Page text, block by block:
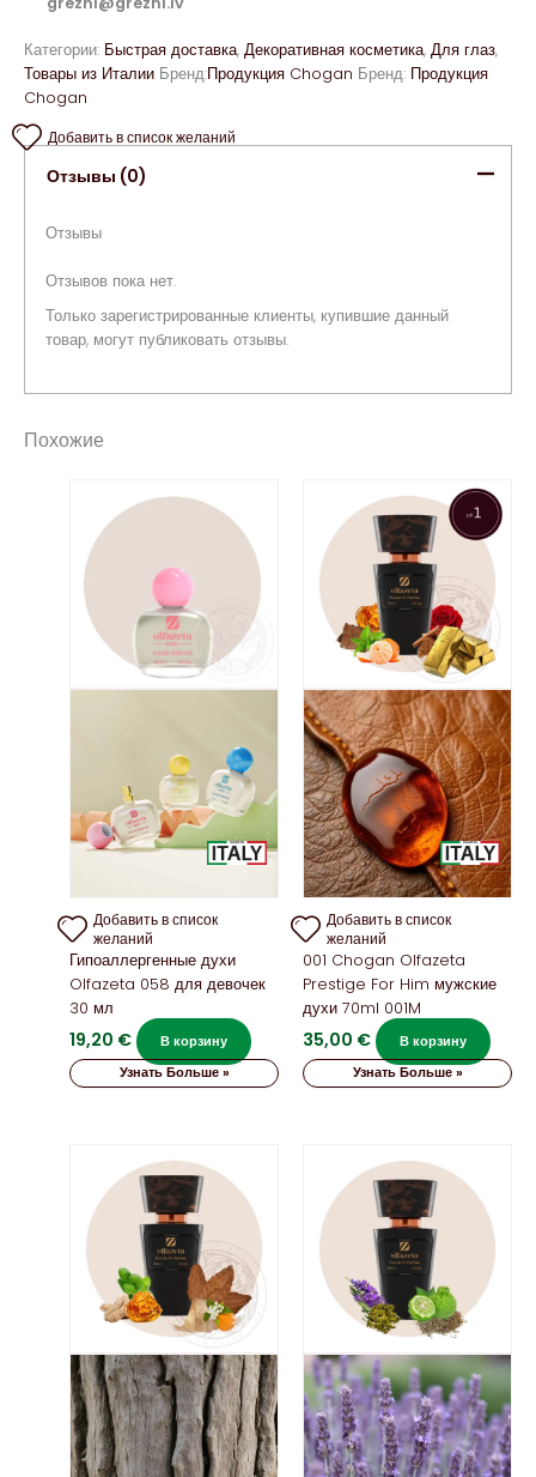
Категории: Быстрая доставка, Декоративная косметика, Для глаз,
Товары из Италии Бренд:Продукция Chogan Бренд: Продукция
Chogan
Добавить в список желаний
Отзывы (0)
Отзывы
Отзывов пока нет.
Только зарегистрированные клиенты, купившие данный
товар, могут публиковать отзывы.
Похожие
Добавить в список
желаний
Гипоаллергенные духи
Olfazeta 058 для девочек
30 мл
19,20 €
В корзину
Узнать Больше »
Добавить в список
желаний
001 Chogan Olfazeta
Prestige For Him мужские
духи 70ml 001M
35,00 €
В корзину
Узнать Больше »